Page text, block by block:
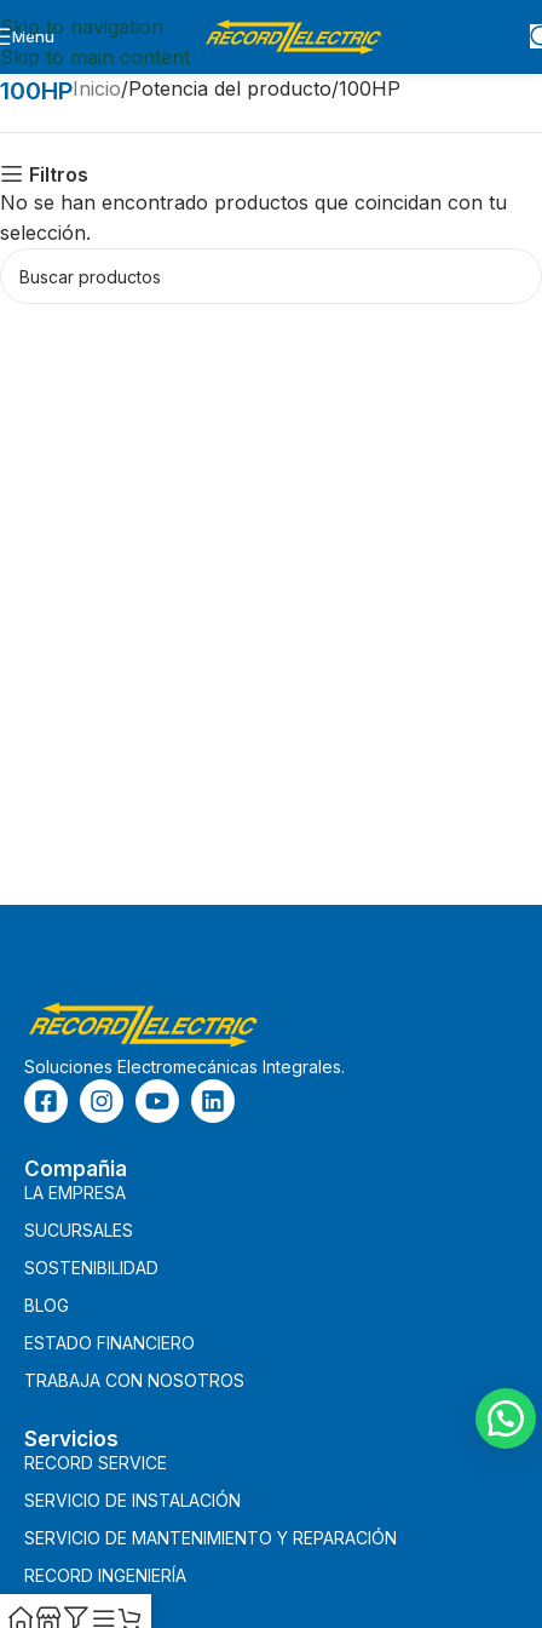
Skip to navigation
Skip to main content
Menu
100HPInicio Potencia del producto 100HP
Filtros
No se han encontrado productos que coincidan con tu
selección.
Soluciones Electromecánicas Integrales.
Compañia
LA EMPRESA
SUCURSALES
SOSTENIBILIDAD
BLOG
ESTADO FINANCIERO
TRABAJA CON NOSOTROS
Servicios
RECORD SERVICE
SERVICIO DE INSTALACIÓN
SERVICIO DE MANTENIMIENTO Y REPARACIÓN
RECORD INGENIERÍA